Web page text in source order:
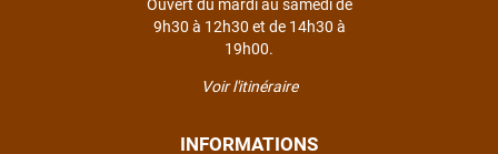
Ouvert du mardi au samedi de
9h30 à 12h30 et de 14h30 à
19h00.
Voir l'itinéraire
INFORMATIONS